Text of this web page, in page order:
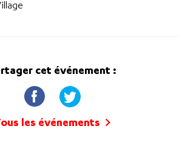
cet événement :
les événements